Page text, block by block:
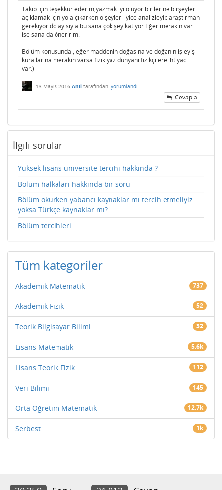
Takip için teşekkür ederim,yazmak iyi oluyor birilerine birşeyleri
açıklamak için yola çıkarken o şeyleri iyice analizleyip araştırman
gerekıyor dolayısıyla bu sana çok şey katıyor.Eğer merakın var
ise sana da öneririm.
Bölüm konusunda , eğer maddenin doğasına ve doğanın işleyiş
kurallarına merakın varsa fizik yaz dünyanı fizikçilere ihtiyacı
var:)
13 Mayıs 2016 Anil tarafından yorumlandı
Cevapla
İlgili sorular
Yüksek lisans üniversite tercihi hakkında ?
Bölüm halkaları hakkında bir soru
Bölüm okurken yabancı kaynaklar mı tercih etmeliyiz
yoksa Türkçe kaynaklar mı?
Bölüm tercihleri
Tüm kategoriler
Akademik Matematik 737
Akademik Fizik 52
Teorik Bilgisayar Bilimi 32
Lisans Matematik 5.6k
Lisans Teorik Fizik 112
Veri Bilimi 145
Orta Öğretim Matematik 12.7k
Serbest 1k